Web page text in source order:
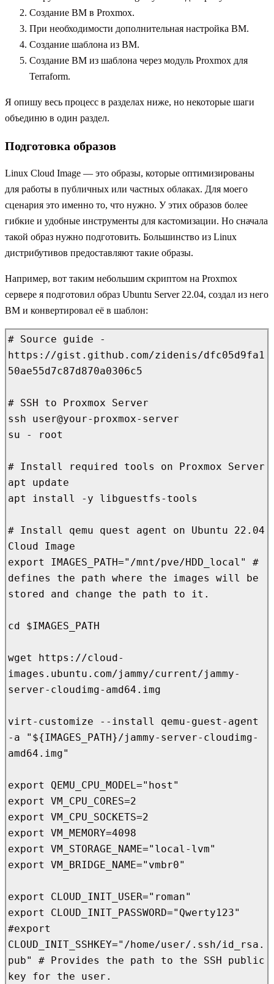
Создание ВМ в Proxmox.
При необходимости дополнительная настройка ВМ.
Создание шаблона из ВМ.
Создание ВМ из шаблона через модуль Proxmox для
Terraform.
Я опишу весь процесс в разделах ниже, но некоторые шаги
объединю в один раздел.
Подготовка образов
Linux Cloud Image — это образы, которые оптимизированы
для работы в публичных или частных облаках. Для моего
сценария это именно то, что нужно. У этих образов более
гибкие и удобные инструменты для кастомизации. Но сначала
такой образ нужно подготовить. Большинство из Linux
дистрибутивов предоставляют такие образы.
Например, вот таким небольшим скриптом на Proxmox
сервере я подготовил образ Ubuntu Server 22.04, создал из него
ВМ и конвертировал её в шаблон:
# Source guide -
https://gist.github.com/zidenis/dfc05d9fa1
50ae55d7c87d870a0306c5
# SSH to Proxmox Server
ssh user@your-proxmox-server
su - root
# Install required tools on Proxmox Server
apt update
apt install -y libguestfs-tools
# Install qemu quest agent on Ubuntu 22.04
Cloud Image
export IMAGES_PATH="/mnt/pve/HDD_local" #
defines the path where the images will be
stored and change the path to it.
cd $IMAGES_PATH
wget https://cloud-
images.ubuntu.com/jammy/current/jammy-
server-cloudimg-amd64.img
virt-customize --install qemu-guest-agent
-a "${IMAGES_PATH}/jammy-server-cloudimg-
amd64.img"
export QEMU_CPU_MODEL="host"
export VM_CPU_CORES=2
export VM_CPU_SOCKETS=2
export VM_MEMORY=4098
export VM_STORAGE_NAME="local-lvm"
export VM_BRIDGE_NAME="vmbr0"
export CLOUD_INIT_USER="roman"
export CLOUD_INIT_PASSWORD="Qwerty123"
#export
CLOUD_INIT_SSHKEY="/home/user/.ssh/id_rsa.
pub" # Provides the path to the SSH public
key for the user.